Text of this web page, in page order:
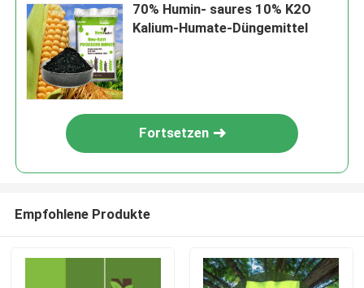
70% Humin- saures 10% K2O
Kalium-Humate-Düngemittel
Fortsetzen
Empfohlene Produkte